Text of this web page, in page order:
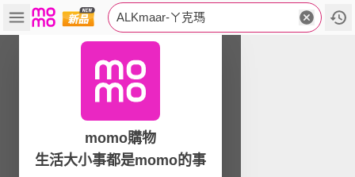
ALKmaar-ㄚ克瑪
momo購物
生活大小事都是momo的事